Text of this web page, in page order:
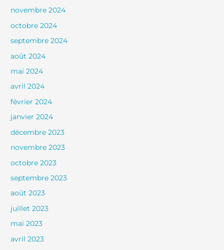
novembre 2024
octobre 2024
septembre 2024
août 2024
mai 2024
avril 2024
février 2024
janvier 2024
décembre 2023
novembre 2023
octobre 2023
septembre 2023
août 2023
juillet 2023
mai 2023
avril 2023